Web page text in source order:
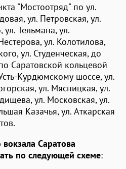
"Мостоотряд" по ул.
ул. Петровская, ул.
ул. Тельмана, ул.
ул. Колотилова,
ул. Студенческая, до
Саратовской кольцевой
Курдюмскому шоссе, ул.
ул. Мясницкая, ул.
ул. Московская, ул.
Казачья, ул. Аткарская
Саратова
по следующей схеме: